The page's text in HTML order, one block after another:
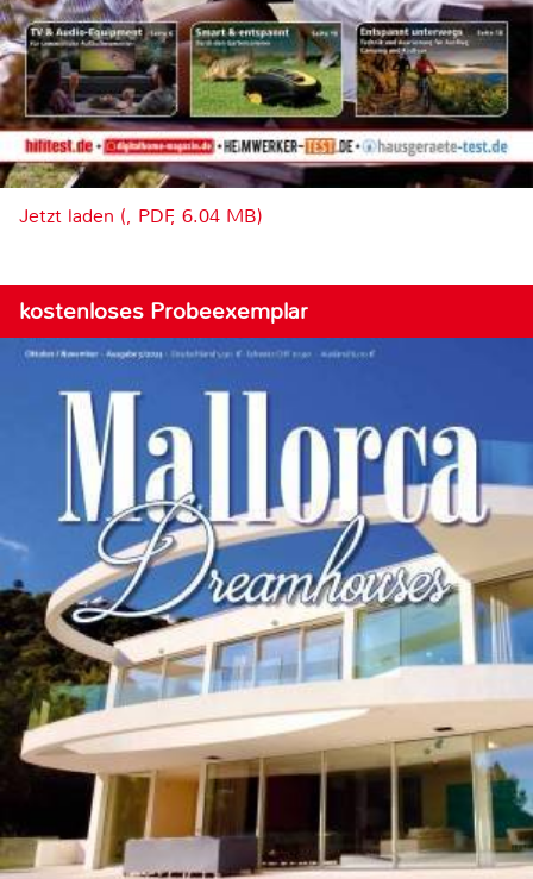
Jetzt laden (, PDF, 6.04 MB)
kostenloses Probeexemplar